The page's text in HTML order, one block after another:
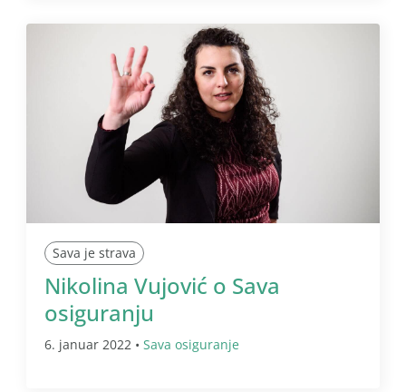
Sava je strava
Nikolina Vujović o Sava
osiguranju
6. januar 2022 • Sava osiguranje